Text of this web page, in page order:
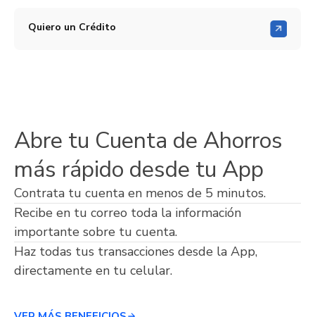
Quiero un Crédito
Abre tu Cuenta de Ahorros
más rápido desde tu App
Contrata tu cuenta en menos de 5 minutos.
Recibe en tu correo toda la información
importante sobre tu cuenta.
Haz todas tus transacciones desde la App,
directamente en tu celular.